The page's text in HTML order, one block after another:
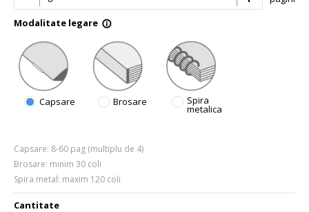
Modalitate legare info_outline
Capsare Brosare Spira
metalica
Cantitate
Capsare: 8-60 pag (multiplu de 4)
Brosare: minim 30 coli
Spira metal: maxim 120 coli
Trimite solicitarea
Cere oferta personalizata